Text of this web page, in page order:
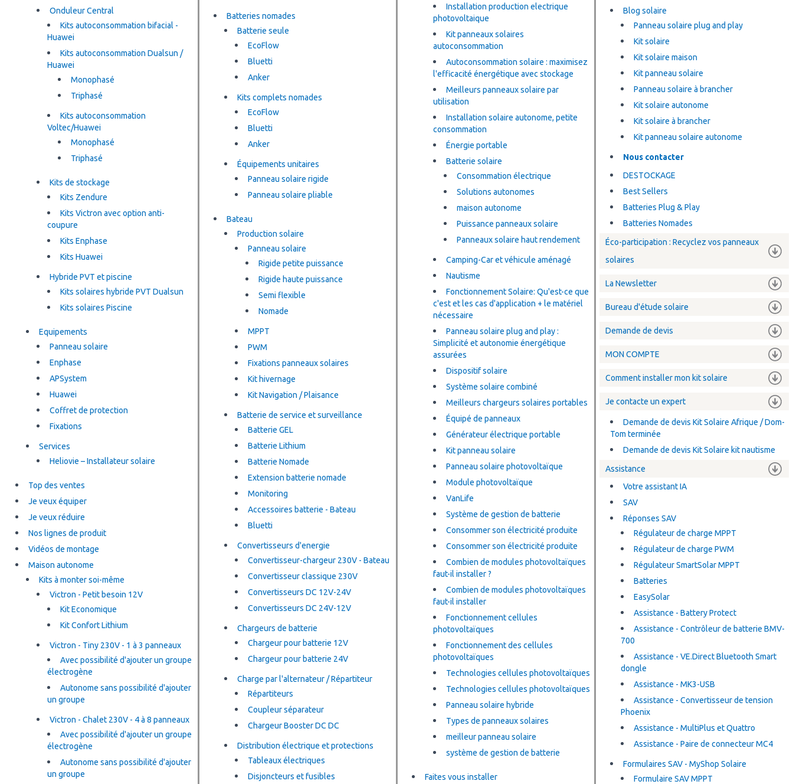
Onduleur Central
Kits autoconsommation bifacial -
Huawei
Kits autoconsommation Dualsun /
Huawei
Monophasé
Triphasé
Kits autoconsommation
Voltec/Huawei
Monophasé
Triphasé
Kits de stockage
Kits Zendure
Kits Victron avec option anti-
coupure
Kits Enphase
Kits Huawei
Hybride PVT et piscine
Kits solaires hybride PVT Dualsun
Kits solaires Piscine
Equipements
Panneau solaire
Enphase
APSystem
Huawei
Coffret de protection
Fixations
Services
Heliovie – Installateur solaire
Top des ventes
Je veux équiper
Je veux réduire
Nos lignes de produit
Vidéos de montage
Maison autonome
Kits à monter soi-même
Victron - Petit besoin 12V
Kit Economique
Kit Confort Lithium
Victron - Tiny 230V - 1 à 3 panneaux
Avec possibilité d'ajouter un groupe
électrogène
Autonome sans possibilité d'ajouter
un groupe
Victron - Chalet 230V - 4 à 8 panneaux
Avec possibilité d'ajouter un groupe
électrogène
Autonome sans possibilité d'ajouter
un groupe
Batteries nomades
Batterie seule
EcoFlow
Bluetti
Anker
Kits complets nomades
EcoFlow
Bluetti
Anker
Équipements unitaires
Panneau solaire rigide
Panneau solaire pliable
Bateau
Production solaire
Panneau solaire
Rigide petite puissance
Rigide haute puissance
Semi flexible
Nomade
MPPT
PWM
Fixations panneaux solaires
Kit hivernage
Kit Navigation / Plaisance
Batterie de service et surveillance
Batterie GEL
Batterie Lithium
Batterie Nomade
Extension batterie nomade
Monitoring
Accessoires batterie - Bateau
Bluetti
Convertisseurs d'energie
Convertisseur-chargeur 230V - Bateau
Convertisseur classique 230V
Convertisseurs DC 12V-24V
Convertisseurs DC 24V-12V
Chargeurs de batterie
Chargeur pour batterie 12V
Chargeur pour batterie 24V
Charge par l'alternateur / Répartiteur
Répartiteurs
Coupleur séparateur
Chargeur Booster DC DC
Distribution électrique et protections
Tableaux électriques
Disjoncteurs et fusibles
Installation production electrique
photovoltaique
Kit panneaux solaires
autoconsommation
Autoconsommation solaire : maximisez
l'efficacité énergétique avec stockage
Meilleurs panneaux solaire par
utilisation
Installation solaire autonome, petite
consommation
Énergie portable
Batterie solaire
Consommation électrique
Solutions autonomes
maison autonome
Puissance panneaux solaire
Panneaux solaire haut rendement
Camping-Car et véhicule aménagé
Nautisme
Fonctionnement Solaire: Qu'est-ce que
c'est et les cas d'application + le matériel
nécessaire
Panneau solaire plug and play :
Simplicité et autonomie énergétique
assurées
Dispositif solaire
Système solaire combiné
Meilleurs chargeurs solaires portables
Équipé de panneaux
Générateur électrique portable
Kit panneau solaire
Panneau solaire photovoltaïque
Module photovoltaïque
VanLife
Système de gestion de batterie
Consommer son électricité produite
Consommer son électricité produite
Combien de modules photovoltaïques
faut-il installer ?
Combien de modules photovoltaïques
faut-il installer
Fonctionnement cellules
photovoltaïques
Fonctionnement des cellules
photovoltaïques
Technologies cellules photovoltaïques
Technologies cellules photovoltaïques
Panneau solaire hybride
Types de panneaux solaires
meilleur panneau solaire
système de gestion de batterie
Faites vous installer
Blog solaire
Panneau solaire plug and play
Kit solaire
Kit solaire maison
Kit panneau solaire
Panneau solaire à brancher
Kit solaire autonome
Kit solaire à brancher
Kit panneau solaire autonome
Nous contacter
DESTOCKAGE
Best Sellers
Batteries Plug & Play
Batteries Nomades
Éco-participation : Recyclez vos panneaux
solaires
La Newsletter
Bureau d'étude solaire
Demande de devis
MON COMPTE
Comment installer mon kit solaire
Je contacte un expert
Demande de devis Kit Solaire Afrique / Dom-
Tom terminée
Demande de devis Kit Solaire kit nautisme
Assistance
Votre assistant IA
SAV
Réponses SAV
Régulateur de charge MPPT
Régulateur de charge PWM
Régulateur SmartSolar MPPT
Batteries
EasySolar
Assistance - Battery Protect
Assistance - Contrôleur de batterie BMV-
700
Assistance - VE.Direct Bluetooth Smart
dongle
Assistance - MK3-USB
Assistance - Convertisseur de tension
Phoenix
Assistance - MultiPlus et Quattro
Assistance - Paire de connecteur MC4
Formulaires SAV - MyShop Solaire
Formulaire SAV MPPT